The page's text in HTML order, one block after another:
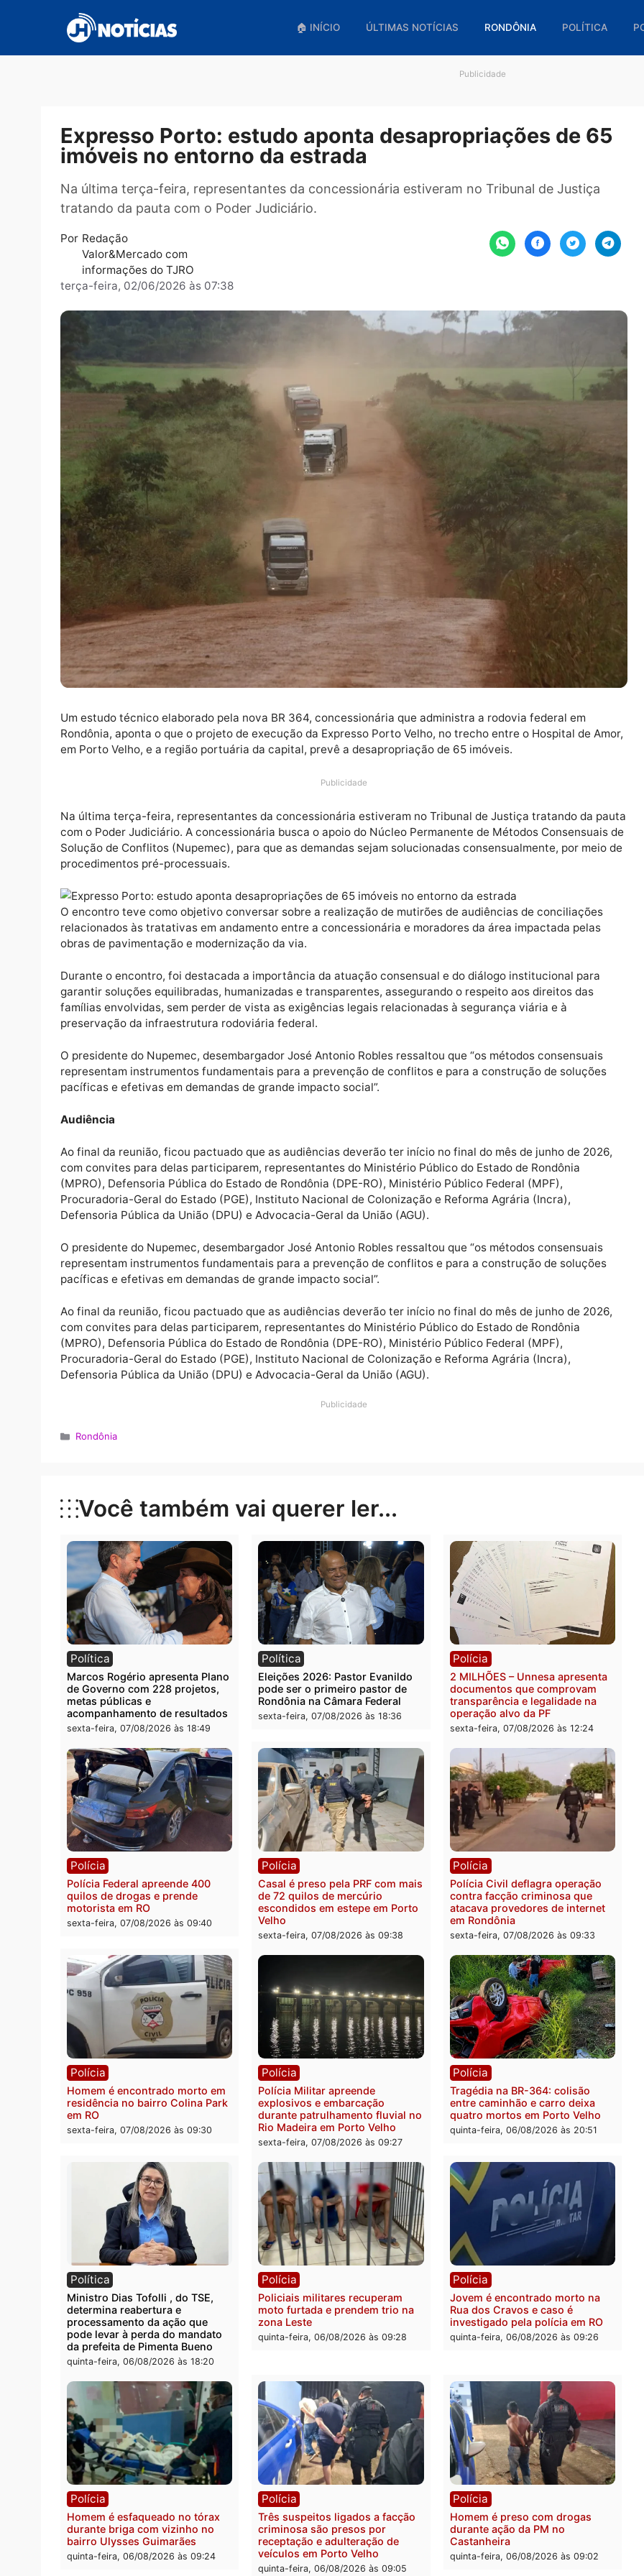
conteúdo
🏠 INÍCIO ÚLTIMAS NOTÍCIAS RONDÔNIA
Expresso Porto: estudo aponta desapropriações de
imóveis no entorno da estrada
Na última terça-feira, representantes da concessionária estiveram no Tribunal de
tratando da pauta com o Poder Judiciário.
Por Redação
Valor&Mercado com
terça-feira, 02/06/2026 às 07:38
Rondônia, aponta o que o projeto de execução da Expresso Porto Velho, no trecho entre o Hospital
em Porto Velho, e a região portuária da capital, prevê a desapropriação de 65 imóveis.
Na última terça-feira, representantes da concessionária estiveram no Tribunal de Justiça tratando
com o Poder Judiciário. A concessionária busca o apoio do Núcleo Permanente de Métodos
Solução de Conflitos (Nupemec), para que as demandas sejam solucionadas consensualmente, por
O encontro teve como objetivo conversar sobre a realização de mutirões de audiências de
relacionados às tratativas em andamento entre a concessionária e moradores da área impactada
obras de pavimentação e modernização da via.
Durante o encontro, foi destacada a importância da atuação consensual e do diálogo institucional
famílias envolvidas, sem perder de vista as exigências legais relacionadas à segurança viária e à
O presidente do Nupemec, desembargador José Antonio Robles ressaltou que “os métodos
representam instrumentos fundamentais para a prevenção de conflitos e para a construção de
pacíficas e efetivas em demandas de grande impacto social”.
Audiência
Ao final da reunião, ficou pactuado que as audiências deverão ter início no final do mês de junho de
(MPRO), Defensoria Pública do Estado de Rondônia (DPE-RO), Ministério Público Federal (MPF),
Procuradoria-Geral do Estado (PGE), Instituto Nacional de Colonização e Reforma Agrária (Incra),
Defensoria Pública da União (DPU) e Advocacia-Geral da União (AGU).
representam instrumentos fundamentais para a prevenção de conflitos e para a construção de
Procuradoria-Geral do Estado (PGE), Instituto Nacional de Colonização e Reforma Agrária (Incra),
Publicidade
Categorias
Rondônia
Você também vai querer ler...
Política
Marcos Rogério apresenta Plano
de Governo com 228 projetos,
metas públicas e
acompanhamento de resultados
sexta-feira, 07/08/2026 às 18:49
Política
Eleições 2026: Pastor Evanildo
pode ser o primeiro pastor de
Rondônia na Câmara Federal
sexta-feira, 07/08/2026 às 18:36
documentos que
transparência e legalidade
operação alvo da PF
sexta-feira, 07/08/2026 às
Polícia
Polícia Federal apreende 400
quilos de drogas e prende
motorista em RO
sexta-feira, 07/08/2026 às 09:40
Polícia
Casal é preso pela PRF com mais
de 72 quilos de mercúrio
escondidos em estepe em Porto
Velho
sexta-feira, 07/08/2026 às 09:38
Polícia Civil deflagra
contra facção criminosa
atacava provedores de
em Rondônia
Polícia
Homem é encontrado morto em
residência no bairro Colina Park
em RO
sexta-feira, 07/08/2026 às 09:30
Polícia
Polícia Militar apreende
explosivos e embarcação
sexta-feira, 07/08/2026 às 09:27
Polícia
Tragédia na BR-364:
entre caminhão e carro
Política
Ministro Dias Tofolli , do TSE,
determina reabertura e
Polícia
Policiais militares recuperam
moto furtada e prendem trio na
Polícia
Jovem é encontrado
Rua dos Cravos e caso é